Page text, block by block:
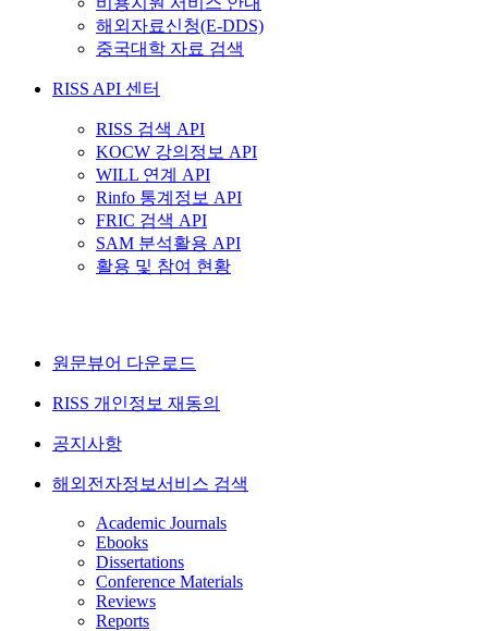
해외자료신청(E-DDS)
중국대학 자료 검색
RISS API 센터
RISS 검색 API
KOCW 강의정보 API
WILL 연계 API
Rinfo 통계정보 API
FRIC 검색 API
SAM 분석활용 API
활용 및 참여 현황
원문뷰어 다운로드
RISS 개인정보 재동의
공지사항
해외전자정보서비스 검색
Academic Journals
Ebooks
Dissertations
Conference Materials
Reviews
Reports